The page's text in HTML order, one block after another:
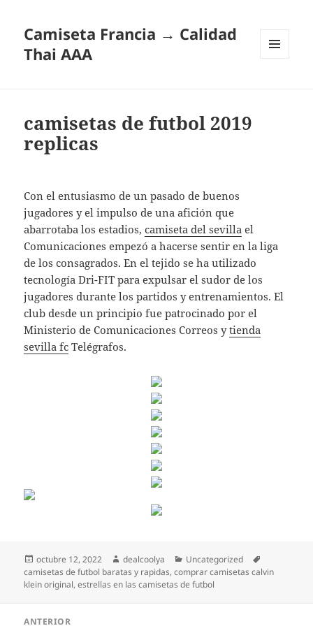
Camiseta Francia → Calidad
Thai AAA
camisetas de futbol 2019
replicas
Con el entusiasmo de un pasado de buenos
jugadores y el impulso de una afición que
abarrotaba los estadios,camiseta del sevilla el
Comunicaciones empezó a hacerse sentir en la liga
de los consagrados. En el tejido se ha utilizado
tecnología Dri-FIT para expulsar el sudor de los
jugadores durante los partidos y entrenamientos. El
club desde un principio fue patrocinado por el
Ministerio de Comunicaciones Correos ytienda
sevilla fc Telégrafos.
Publicado
el
octubre 12, 2022 Autor
dealcoolya Categorías
Uncategorized
camisetas de futbol baratas y rapidas,comprar camisetas calvin
klein original,estrellas en las camisetas de futbol
ANTERIOR